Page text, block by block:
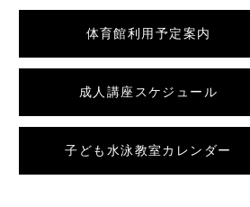
体育館利用予定案内
成人講座スケジュール
子ども水泳教室カレンダー
: Attempt to read property
/home/wordstock/numasupo.com/
content/themes/numaspo/single.php